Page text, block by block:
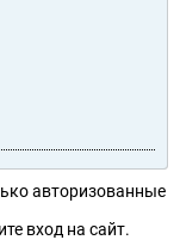
авторизованные
вход на сайт.